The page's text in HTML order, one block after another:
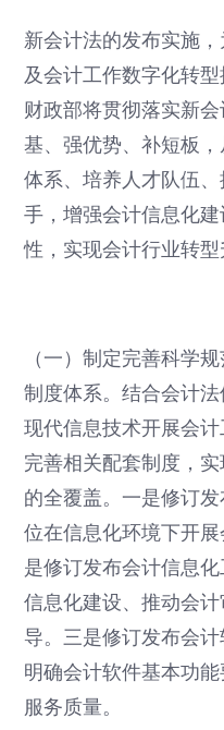
新会计法的发布实施
及会计工作数字化转
财政部将贯彻落实新
基、强优势、补短板
体系、培养人才队伍
手，增强会计信息化
性，实现会计行业转型
（一）制定完善科学
制度体系。结合会计
现代信息技术开展会
完善相关配套制度，
的全覆盖。一是修订
位在信息化环境下开
是修订发布会计信息
信息化建设、推动会
导。三是修订发布会计
明确会计软件基本功
服务质量。